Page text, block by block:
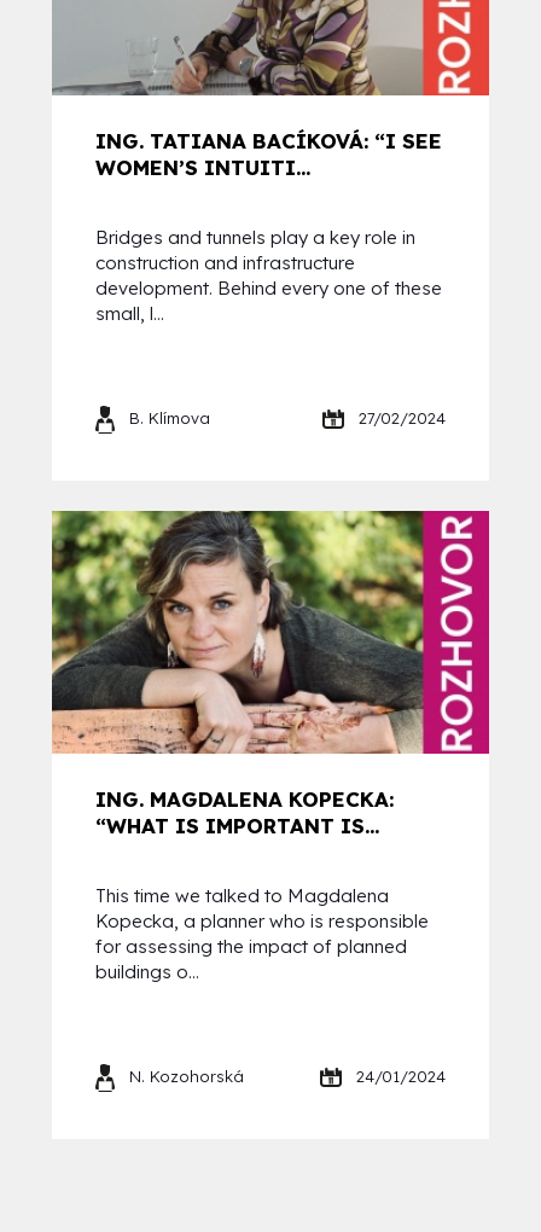
ING. TATIANA BACÍKOVÁ: “I SEE
WOMEN’S INTUITI...
Bridges and tunnels play a key role in
construction and infrastructure
development. Behind every one of these
small, l...
B. Klímova 27/02/2024
ING. MAGDALENA KOPECKA:
“WHAT IS IMPORTANT IS...
This time we talked to Magdalena
Kopecka, a planner who is responsible
for assessing the impact of planned
buildings o...
N. Kozohorská 24/01/2024